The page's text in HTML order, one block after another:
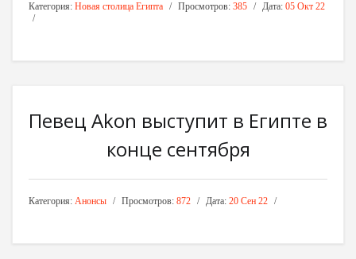
Категория: Новая столица Египта Просмотров: 385 Дата: 05 Окт 22
Певец Akon выступит в Египте в
конце сентября
Категория: Анонсы Просмотров: 872 Дата: 20 Сен 22